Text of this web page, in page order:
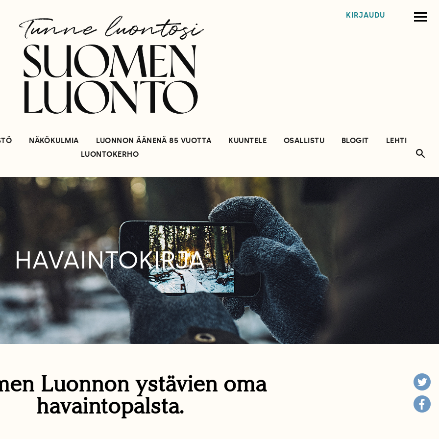
KIRJAUDU
NÄKÖKULMIA LUONNON ÄÄNENÄ 85 VUOTTA KUUNTELE OSALLISTU BLOGIT
LEHTI
LUONTOKERHO
HAVAINTOKIRJA
Luonnon ystävien oma
havaintopalsta.